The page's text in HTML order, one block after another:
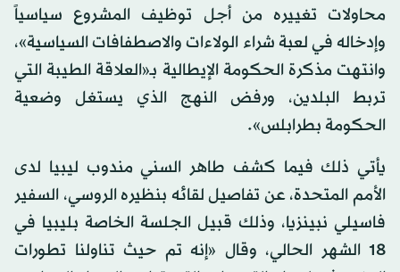
محاولات تغييره من أجل توظيف المشروع سياسياً
وإدخاله في لعبة شراء الولاءات والاصطفافات السياسية»،
وانتهت مذكرة الحكومة الإيطالية بـ«العلاقة الطيبة التي
تربط البلدين، ورفض النهج الذي يستغل وضعية
الحكومة بطرابلس».
يأتي ذلك فيما كشف طاهر السني مندوب ليبيا لدى
الأمم المتحدة، عن تفاصيل لقائه بنظيره الروسي، السفير
فاسيلي نبينزيا، وذلك قبيل الجلسة الخاصة بليبيا في
18 الشهر الحالي، وقال «إنه تم حيث تناولنا تطورات